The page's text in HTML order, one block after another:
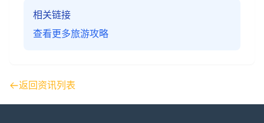
相关链接
查看更多旅游攻略
返回资讯列表